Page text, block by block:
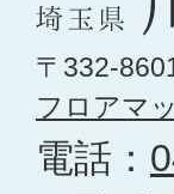
〒332-
フロアマ
電話：